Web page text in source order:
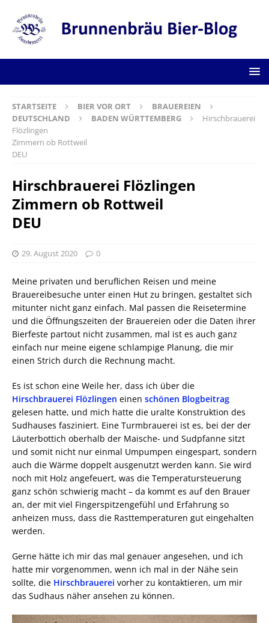
STARTSEITE BIER VOR ORT
BRAUEREIEN
DEUTSCHLAND
BADEN WÜRTTEMBERG
Hirschbrauerei
Flözlingen
Zimmern ob Rottweil
DEU
Hirschbrauerei Flözlingen
Zimmern ob Rottweil
DEU
29. August 2020 0
Meine privaten und beruflichen Reisen und meine
Brauereibesuche unter einen Hut zu bringen, gestaltet sich
mitunter nicht ganz einfach. Mal passen die Reisetermine
und die Öffnungszeiten der Brauereien oder die Daten ihrer
Bierfeste partout nicht zusammen, mal ist es auch ganz
einfach nur meine eigene schlampige Planung, die mir
einen Strich durch die Rechnung macht.
Es ist schon eine Weile her, dass ich über die
Hirschbrauerei Flözlingen einen schönen Blogbeitrag
gelesen hatte, und mich hatte die uralte Konstruktion des
Sudhauses fasziniert. Eine Turmbrauerei ist es, bei der der
Läuterbottich oberhalb der Maische- und Sudpfanne sitzt
und somit nicht nur einmal Umpumpen eingespart, sondern
auch die Wärme doppelt ausgenutzt werden kann. Sie wird
noch mit Holz angefeuert, was die Temperatursteuerung
ganz schön schwierig macht – da kommt es auf den Brauer
an, der mit viel Fingerspitzengefühl und Erfahrung so
anheizen muss, dass die Rasttemperaturen gut eingehalten
werden.
Gerne hätte ich mir das mal genauer angesehen, und ich
hatte mir vorgenommen, wenn ich mal in der Nähe sein
sollte, die Hirschbrauerei vorher zu kontaktieren, um mir
das Sudhaus näher ansehen zu können.